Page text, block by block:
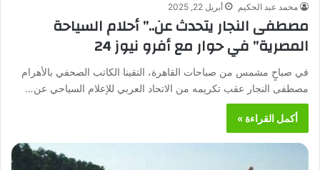
محمد عبد الحكيم أبريل 22, 2025
مصطفى النجار يتحدث عن..” أحلام السياحة
المصرية” في حوار مع أفرو نيوز 24
في صباحٍ مشمس من صباحات القاهرة، التقينا الكاتب الصحفي بالأهرام
مصطفى النجار عقب تكريمه من الاتحاد العربي للإعلام السياحي عن…
أكمل القراءة »